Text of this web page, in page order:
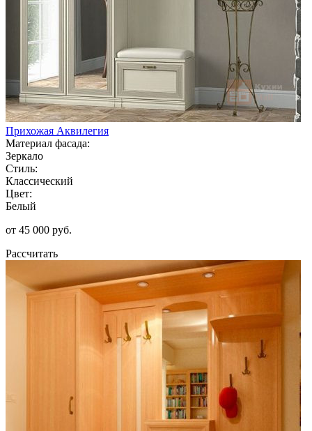
Прихожая Аквилегия
Материал фасада:
Зеркало
Стиль:
Классический
Цвет:
Белый
от 45 000 руб.
Рассчитать